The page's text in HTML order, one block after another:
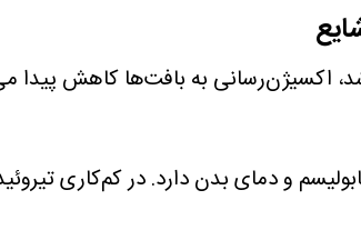
اکسیژن‌رسانی به بافت‌ها کاهش
و دمای بدن دارد. در کم‌کاری